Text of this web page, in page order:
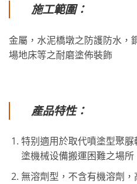
施工範圍：
金屬，水泥橋墩之防護防水，
場地床等之耐磨塗佈裝飾
產品特性：
特别適用於取代噴塗型聚
塗機械设備搬運困難之場所
無溶劑型，不含有機溶劑，